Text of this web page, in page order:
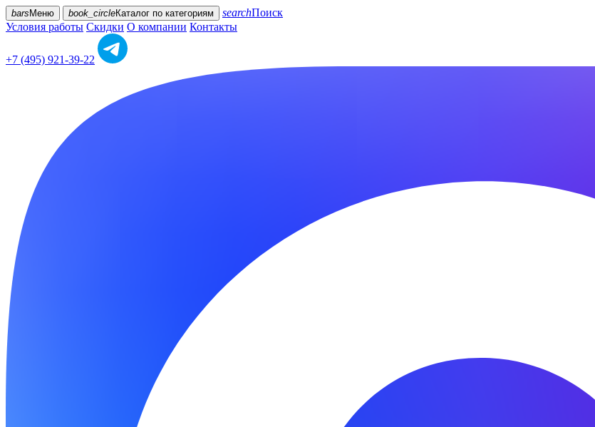
bars Меню book_circleКаталог по категориям searchПоиск
Условия работы Скидки О компании Контакты
+7 (495) 921-39-22